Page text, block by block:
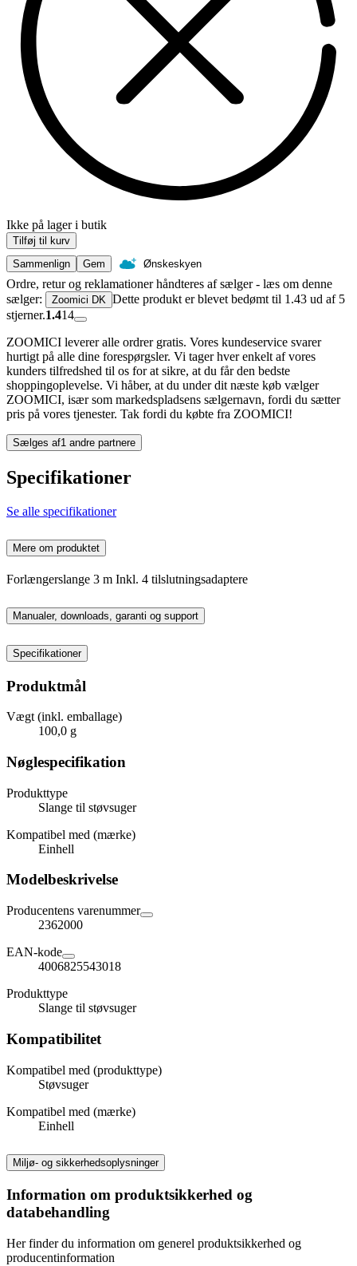
Ikke på lager i butik
Tilføj til kurv
Sammenlign
Gem Ønskeskyen
Ordre, retur og reklamationer håndteres af sælger - læs om denne
sælger:
Zoomici DK Dette produkt er blevet bedømt til 1.43 ud af 5
stjerner.1.414
ZOOMICI leverer alle ordrer gratis. Vores kundeservice svarer
hurtigt på alle dine forespørgsler. Vi tager hver enkelt af vores
kunders tilfredshed til os for at sikre, at du får den bedste
shoppingoplevelse. Vi håber, at du under dit næste køb vælger
ZOOMICI, især som markedspladsens sælgernavn, fordi du sætter
pris på vores tjenester. Tak fordi du købte fra ZOOMICI!
Sælges af1 andre partnere
Specifikationer
Se alle specifikationer
Mere om produktet
Forlængerslange 3 m Inkl. 4 tilslutningsadaptere
Manualer, downloads, garanti og support
Specifikationer
Produktmål
Vægt (inkl. emballage)
100,0 g
Nøglespecifikation
Produkttype
Slange til støvsuger
Kompatibel med (mærke)
Einhell
Modelbeskrivelse
Producentens varenummer
2362000
EAN-kode
4006825543018
Produkttype
Slange til støvsuger
Kompatibilitet
Kompatibel med (produkttype)
Støvsuger
Kompatibel med (mærke)
Einhell
Miljø- og sikkerhedsoplysninger
Information om produktsikkerhed og
databehandling
Her finder du information om generel produktsikkerhed og
producentinformation